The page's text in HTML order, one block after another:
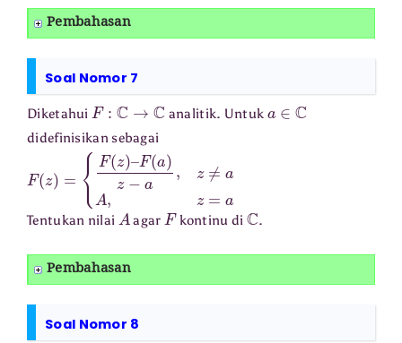
Pembahasan
Soal Nomor 7
Diketahui F: → analitik. Untuk C
didefinisikan sebagai
F(z ) (z )–
F(a ) ,z ≠aA,z=a
Tentukan nilai A agar Fkontinu di C.
Pembahasan
Soal Nomor 8